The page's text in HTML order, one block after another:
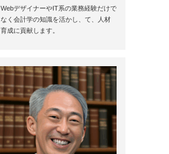
WebデザイナーやIT系の業務経験だけで
なく会計学の知識を活かし、て、人材
育成に貢献します。